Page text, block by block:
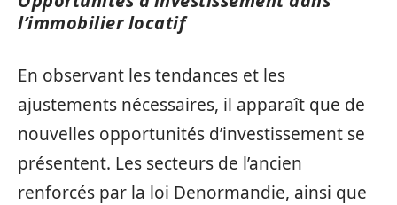
l’immobilier locatif
En observant les tendances et les
ajustements nécessaires, il apparaît que de
nouvelles opportunités d’investissement se
présentent. Les secteurs de l’ancien
renforcés par la loi Denormandie, ainsi que